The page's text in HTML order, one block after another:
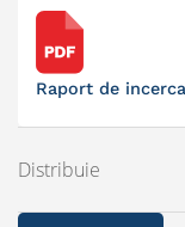
Raport de
Distribuie